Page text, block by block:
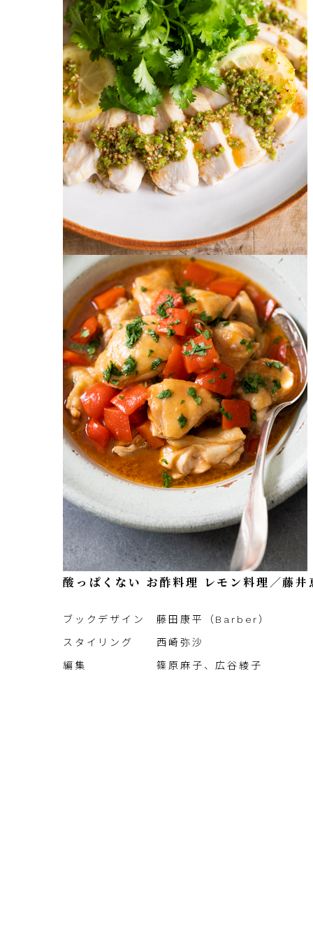
酸っぱくない お酢料理 レモン料理／藤
ブック デザイン 藤田康平（Barber）
スタイリング 西崎弥沙
編集 篠原麻子、広谷綾子